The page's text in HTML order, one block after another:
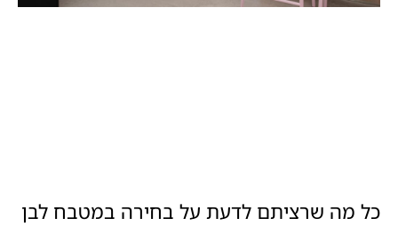
כל מה שרציתם לדעת על בחירה במטבח לבן